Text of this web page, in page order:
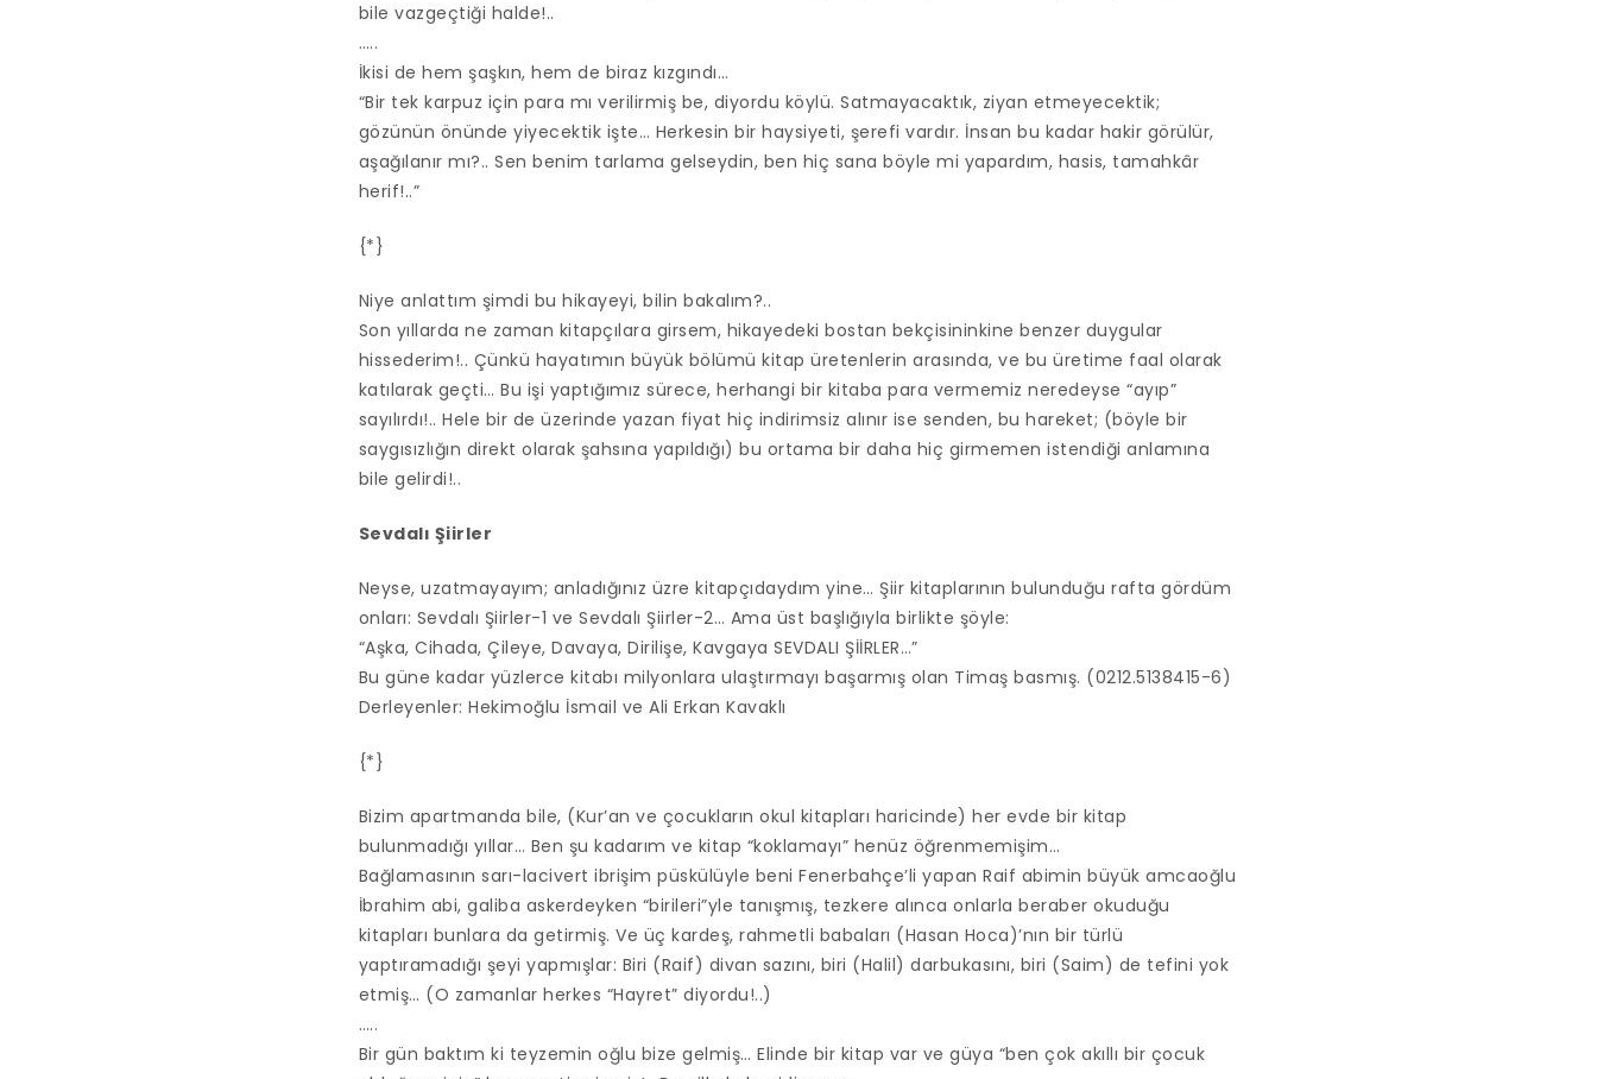
bile vazgeçtiği halde!..
…..
İkisi de hem şaşkın, hem de biraz kızgındı…
“Bir tek karpuz için para mı verilirmiş be, diyordu köylü. Satmayacaktık, ziyan etmeyecektik;
gözünün önünde yiyecektik işte… Herkesin bir haysiyeti, şerefi vardır. İnsan bu kadar hakir görülür,
aşağılanır mı?.. Sen benim tarlama gelseydin, ben hiç sana böyle mi yapardım, hasis, tamahkâr
herif!..”
{*}
Niye anlattım şimdi bu hikayeyi, bilin bakalım?..
Son yıllarda ne zaman kitapçılara girsem, hikayedeki bostan bekçisininkine benzer duygular
hissederim!.. Çünkü hayatımın büyük bölümü kitap üretenlerin arasında, ve bu üretime faal olarak
katılarak geçti… Bu işi yaptığımız sürece, herhangi bir kitaba para vermemiz neredeyse “ayıp”
sayılırdı!.. Hele bir de üzerinde yazan fiyat hiç indirimsiz alınır ise senden, bu hareket; (böyle bir
saygısızlığın direkt olarak şahsına yapıldığı) bu ortama bir daha hiç girmemen istendiği anlamına
bile gelirdi!..
Sevdalı Şiirler
Neyse, uzatmayayım; anladığınız üzre kitapçıdaydım yine… Şiir kitaplarının bulunduğu rafta gördüm
onları: Sevdalı Şiirler-1 ve Sevdalı Şiirler-2… Ama üst başlığıyla birlikte şöyle:
“Aşka, Cihada, Çileye, Davaya, Dirilişe, Kavgaya SEVDALI ŞİİRLER…”
Bu güne kadar yüzlerce kitabı milyonlara ulaştırmayı başarmış olan Timaş basmış. (0212.5138415-6)
Derleyenler: Hekimoğlu İsmail ve Ali Erkan Kavaklı
{*}
Bizim apartmanda bile, (Kur’an ve çocukların okul kitapları haricinde) her evde bir kitap
bulunmadığı yıllar… Ben şu kadarım ve kitap “koklamayı” henüz öğrenmemişim…
Bağlamasının sarı-lacivert ibrişim püskülüyle beni Fenerbahçe’li yapan Raif abimin büyük amcaoğlu
İbrahim abi, galiba askerdeyken “birileri”yle tanışmış, tezkere alınca onlarla beraber okuduğu
kitapları bunlara da getirmiş. Ve üç kardeş, rahmetli babaları (Hasan Hoca)’nın bir türlü
yaptıramadığı şeyi yapmışlar: Biri (Raif) divan sazını, biri (Halil) darbukasını, biri (Saim) de tefini yok
etmiş… (O zamanlar herkes “Hayret” diyordu!..)
…..
Bir gün baktım ki teyzemin oğlu bize gelmiş… Elinde bir kitap var ve güya “ben çok akıllı bir çocuk